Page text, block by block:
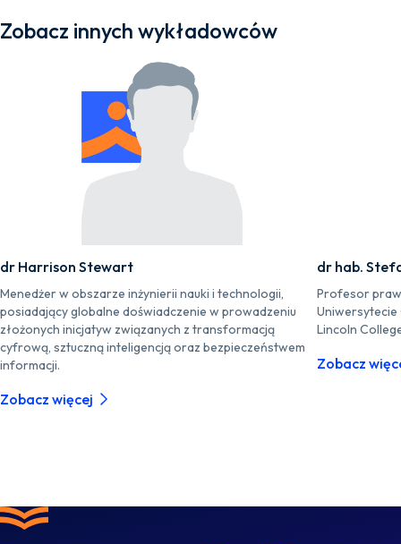
Zobacz innych wykładowców
dr Harrison Stewart
Menedżer w obszarze inżynierii nauki i technologii,
posiadający globalne doświadczenie w prowadzeniu
złożonych inicjatyw związanych z transformacją
cyfrową, sztuczną inteligencją oraz bezpieczeństwem
informacji.
Zobacz więcej
dr hab.
Profesor
Lincoln
Zobacz